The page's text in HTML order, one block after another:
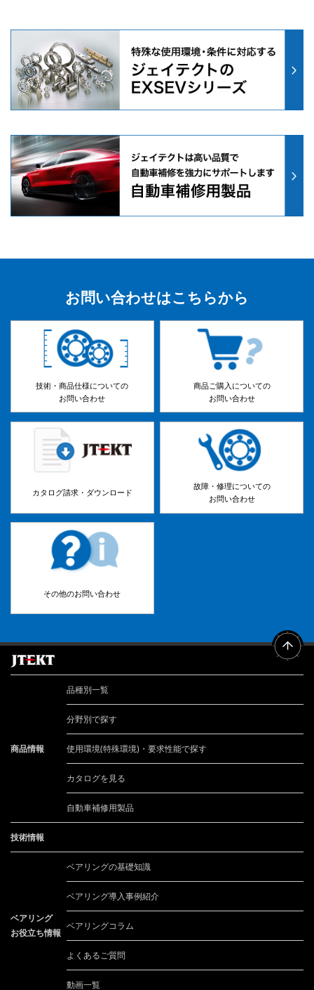
お問い合わせはこちらから
技術・商品仕様についての
お問い合わせ
商品ご購入についての
お問い合わせ
カタログ請求・ダウンロード
故障・修理についての
お問い合わせ
その他のお問い合わせ
商品情報
品種別一覧
分野別で探す
使用環境(特殊環境)・要求性能で探す
カタログを見る
自動車補修用製品
技術情報
ベアリング
お役立ち情報
ベアリングの基礎知識
ベアリング導入事例紹介
ベアリングコラム
よくあるご質問
動画一覧